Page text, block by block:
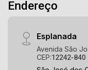
Endereço
Esplanada
Avenida São
CEP:12242-840